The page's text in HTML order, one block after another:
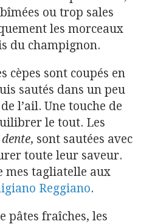
ou trop sales
les morceaux
du champignon.
cèpes sont coupés en
sautés dans un peu
l’ail. Une touche de
le tout. Les
dente, sont sautées avec
toute leur saveur.
mes tagliatelle aux
Reggiano.
pâtes fraîches, les